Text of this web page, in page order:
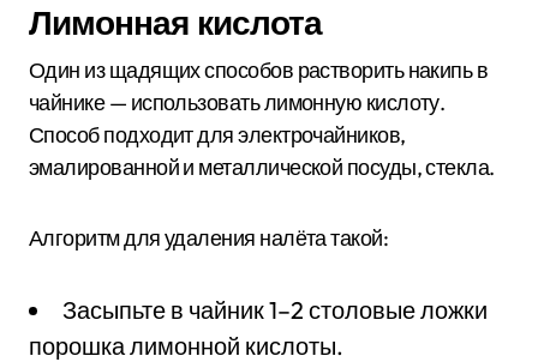
Лимонная кислота
Один из щадящих способов растворить накипь в
чайнике — использовать лимонную кислоту.
Способ подходит для электрочайников,
эмалированной и металлической посуды, стекла.
Алгоритм для удаления налёта такой:
Засыпьте в чайник 1–2 столовые ложки
порошка лимонной кислоты.